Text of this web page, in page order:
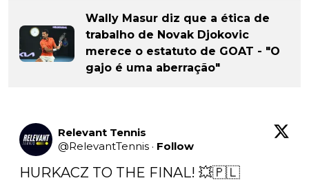
Wally Masur diz que a ética de
trabalho de Novak Djokovic
merece o estatuto de GOAT - "O
gajo é uma aberração"
Relevant Tennis
@RelevantTennis · Follow
HURKACZ TO THE FINAL! 💥🇵🇱